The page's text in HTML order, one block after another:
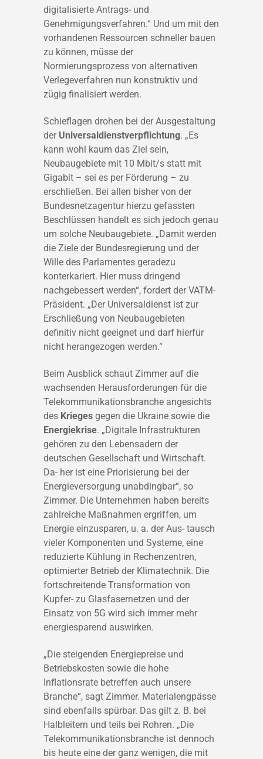
digitalisierte Antrags- und
Genehmigungsverfahren.“ Und um mit den
vorhandenen Ressourcen schneller bauen
zu können, müsse der
Normierungsprozess von alternativen
Verlegeverfahren nun konstruktiv und
zügig finalisiert werden.
Schieflagen drohen bei der Ausgestaltung
der Universaldienstverpflichtung. „Es
kann wohl kaum das Ziel sein,
Neubaugebiete mit 10 Mbit/s statt mit
Gigabit – sei es per Förderung – zu
erschließen. Bei allen bisher von der
Bundesnetzagentur hierzu gefassten
Beschlüssen handelt es sich jedoch genau
um solche Neubaugebiete. „Damit werden
die Ziele der Bundesregierung und der
Wille des Parlamentes geradezu
konterkariert. Hier muss dringend
nachgebessert werden“, fordert der VATM-
Präsident. „Der Universaldienst ist zur
Erschließung von Neubaugebieten
definitiv nicht geeignet und darf hierfür
nicht herangezogen werden.“
Beim Ausblick schaut Zimmer auf die
wachsenden Herausforderungen für die
Telekommunikationsbranche angesichts
des Krieges gegen die Ukraine sowie die
Energiekrise. „Digitale Infrastrukturen
gehören zu den Lebensadern der
deutschen Gesellschaft und Wirtschaft.
Da- her ist eine Priorisierung bei der
Energieversorgung unabdingbar“, so
Zimmer. Die Unternehmen haben bereits
zahlreiche Maßnahmen ergriffen, um
Energie einzusparen, u. a. der Aus- tausch
vieler Komponenten und Systeme, eine
reduzierte Kühlung in Rechenzentren,
optimierter Betrieb der Klimatechnik. Die
fortschreitende Transformation von
Kupfer- zu Glasfasernetzen und der
Einsatz von 5G wird sich immer mehr
energiesparend auswirken.
„Die steigenden Energiepreise und
Betriebskosten sowie die hohe
Inflationsrate betreffen auch unsere
Branche“, sagt Zimmer. Materialengpässe
sind ebenfalls spürbar. Das gilt z. B. bei
Halbleitern und teils bei Rohren. „Die
Telekommunikationsbranche ist dennoch
bis heute eine der ganz wenigen, die mit